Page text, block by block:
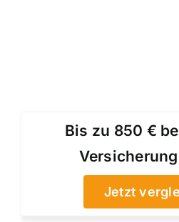
Bis zu 850 €
Jetzt